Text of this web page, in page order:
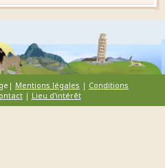
Mentions légales | Conditions
| Lieu d'intérêt